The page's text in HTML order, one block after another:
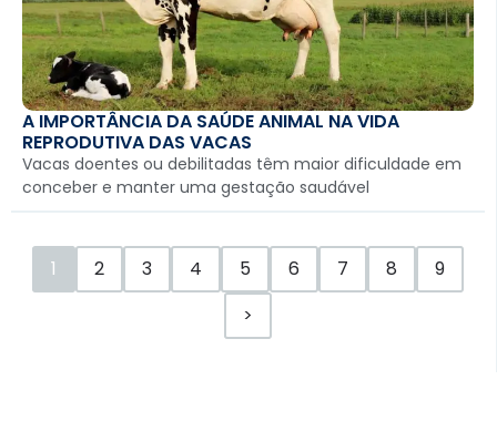
A IMPORTÂNCIA DA SAÚDE ANIMAL NA VIDA
REPRODUTIVA DAS VACAS
Vacas doentes ou debilitadas têm maior dificuldade em
conceber e manter uma gestação saudável
1 2 3 4 5 6 7 8
9
>